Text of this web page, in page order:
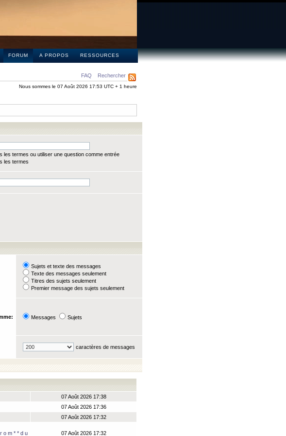
FORUM A PROPOS RESSOURCES
FAQ Rechercher
Nous sommes le 07 Août 2026 17:53 UTC + 1 heure
les termes ou utiliser une question comme entrée
les termes
Sujets et texte des messages
Texte des messages seulement
Titres des sujets seulement
Premier message des sujets seulement
Messages Sujets
caractères de messages
07 Août 2026 17:38
07 Août 2026 17:36
07 Août 2026 17:32
o m * * d u
07 Août 2026 17:32